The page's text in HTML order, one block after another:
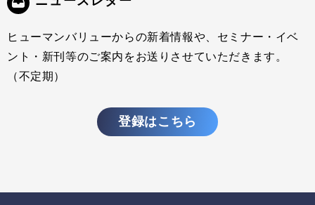
の共有」や「構造的な把握
ヒューマンバリューからの新着情報や、セミナー・イベ
ント・新刊等のご案内をお送りさせていただきます。
（不定期）
登録はこちら